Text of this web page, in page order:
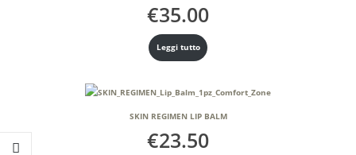
€35.00
Leggi tutto
SKIN REGIMEN LIP BALM
€23.50